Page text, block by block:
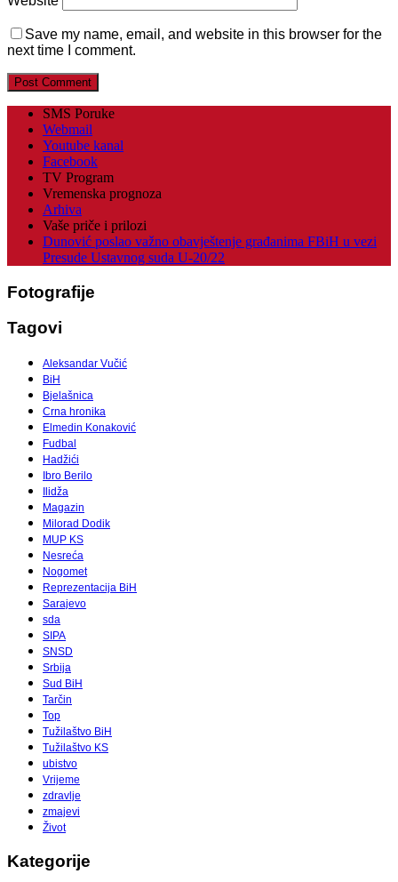
Save my name, email, and website in this browser for the
next time I comment.
SMS Poruke
Webmail
Youtube kanal
Facebook
TV Program
Vremenska prognoza
Arhiva
Vaše priče i prilozi
Dunović poslao važno obavještenje građanima FBiH u vezi
Presude Ustavnog suda U-20/22
Fotografije
Tagovi
Aleksandar Vučić
BiH
Bjelašnica
Crna hronika
Elmedin Konaković
Fudbal
Hadžići
Ibro Berilo
Ilidža
Magazin
Milorad Dodik
MUP KS
Nesreća
Nogomet
Reprezentacija BiH
Sarajevo
sda
SIPA
SNSD
Srbija
Sud BiH
Tarčin
Top
Tužilaštvo BiH
Tužilaštvo KS
ubistvo
Vrijeme
zdravlje
zmajevi
Život
Kategorije